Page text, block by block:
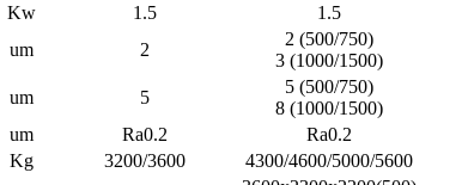
Kw 1.5
1.5
um 2
2 (500/750)
3 (1000/1500)
um 5
5 (500/750)
8 (1000/1500)
um Ra0.2
Ra0.2
Kg 3200/3600 4300/4600/5000/5600